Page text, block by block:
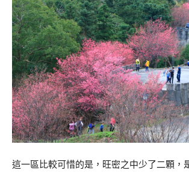
這一區比較可惜的是，旺密之中少了二顆，